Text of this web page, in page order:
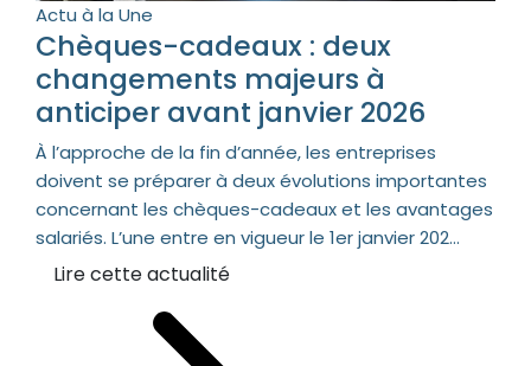
Actu à la Une
Chèques-cadeaux : deux
changements majeurs à
anticiper avant janvier 2026
À l’approche de la fin d’année, les entreprises
doivent se préparer à deux évolutions importantes
concernant les chèques-cadeaux et les avantages
salariés. L’une entre en vigueur le 1er janvier 202...
Lire cette actualité